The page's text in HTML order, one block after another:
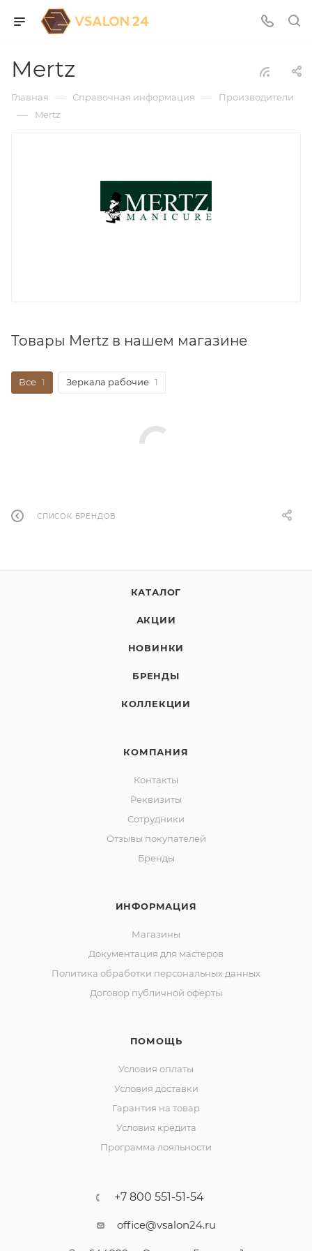
Mertz
Главная — Справочная информация — Производители
— Mertz
Товары Mertz в нашем магазине
Все 1 Зеркала рабочие 1
СПИСОК БРЕНДОВ
КАТАЛОГ
АКЦИИ
НОВИНКИ
БРЕНДЫ
КОЛЛЕКЦИИ
КОМПАНИЯ
Контакты
Реквизиты
Сотрудники
Отзывы покупателей
Бренды
ИНФОРМАЦИЯ
Магазины
Документация для мастеров
Политика обработки персональных данных
Договор публичной оферты
ПОМОЩЬ
Условия оплаты
Условия доставки
Гарантия на товар
Условия кредита
Программа лояльности
+7 800 551-51-54
office@vsalon24.ru